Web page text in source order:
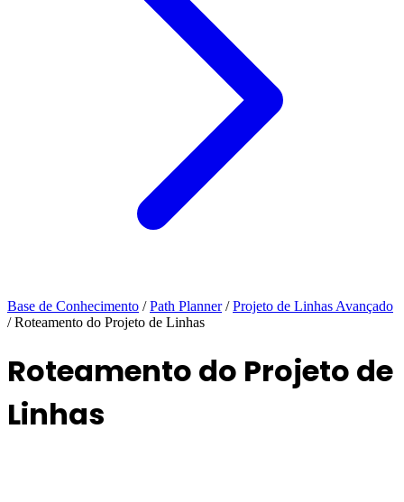
Base de Conhecimento / Path Planner / Projeto de Linhas Avançado
/ Roteamento do Projeto de Linhas
Roteamento do Projeto de
Linhas